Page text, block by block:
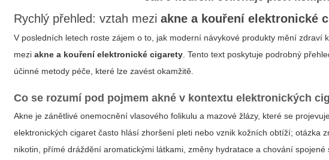
Rychlý přehled: vztah meziakne a kouření elektronické
V posledních letech roste zájem o to, jak moderní návykové produkty mění zdraví
meziakne a kouření elektronické cigarety . Tento text poskytuje podrobný
účinné metody péče, které lze zavést okamžitě.
Co se rozumí pod pojmem akné v kontextu elektronických
Akne je zánětlivé onemocnění vlasového folikulu a mazové žlázy, které se
elektronických cigaret často hlásí zhoršení pleti nebo vznik kožních obtíží; otázka
nikotin, přímé dráždění aromatickými látkami, změny hydratace a chování